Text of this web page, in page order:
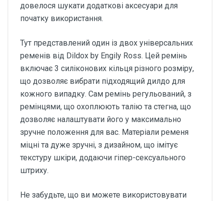
довелося шукати додаткові аксесуари для
початку використання.
Тут представлений один із двох універсальних
ременів від Dildox by Engily Ross. Цей ремінь
включає 3 силіконових кільця різного розміру,
що дозволяє вибрати підходящий дилдо для
кожного випадку. Сам ремінь регульований, з
ремінцями, що охоплюють талію та стегна, що
дозволяє налаштувати його у максимально
зручне положення для вас. Матеріали ременя
міцні та дуже зручні, з дизайном, що імітує
текстуру шкіри, додаючи гіпер-сексуального
штриху.
Не забудьте, що ви можете використовувати